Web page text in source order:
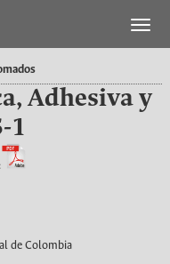
Adhesiva y
1
de Colombia